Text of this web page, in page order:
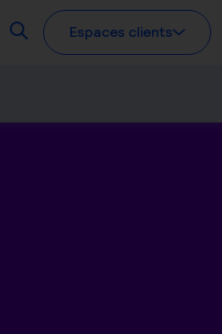
RecherchezEspaces clients